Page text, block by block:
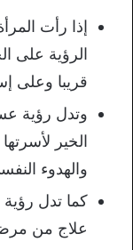
إذا رأت
الرؤية على
قريبا وعلى
وتدل رؤية
الخير
والهدوء
كما تدل
علاج من مرض